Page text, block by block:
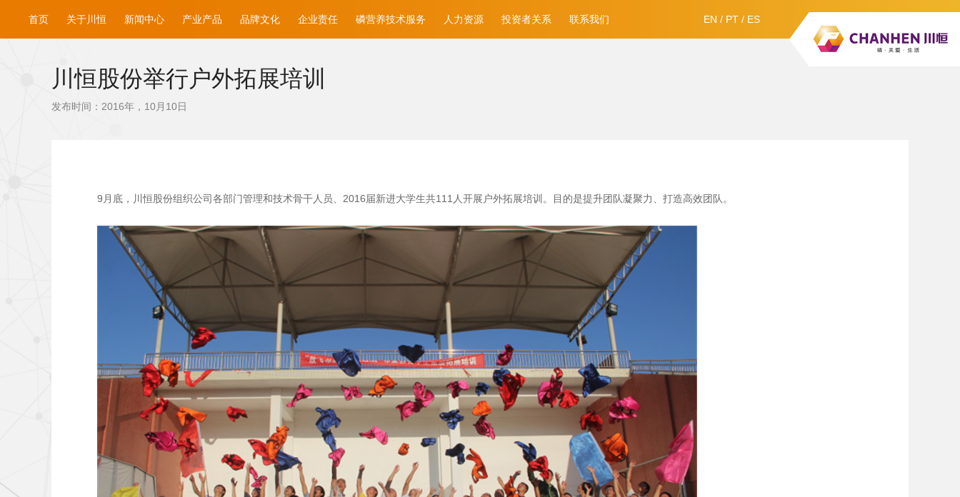
EN / PT / ES
首页 关于川恒 新闻中心 产业产品 品牌文化 企业责任 磷营养技术服务 人力资源 投资者关系 联系我们
川恒股份举行户外拓展培训
发布时间：2016年，10月10日
9月底，川恒股份组织公司各部门管理和技术骨干人员、2016届新进大学生共111人开展户外拓展培训。目的是提升团队凝聚力、打造高效团队。